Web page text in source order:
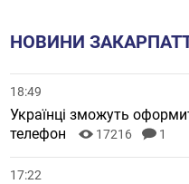
НОВИНИ
18:49
Українці зможуть
телефон
17216 1
17:22